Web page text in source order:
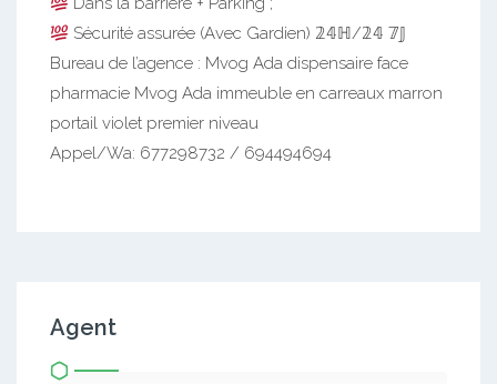
Sécurité assurée (Avec Gardien) 𝟚𝟜ℍ/𝟚𝟜 𝟟𝕁
Bureau de l’agence : Mvog Ada dispensaire face
pharmacie Mvog Ada immeuble en carreaux marron
portail violet premier niveau
Appel/Wa: 677298732 / 694494694
Agent